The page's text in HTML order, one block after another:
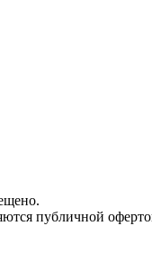
публичной